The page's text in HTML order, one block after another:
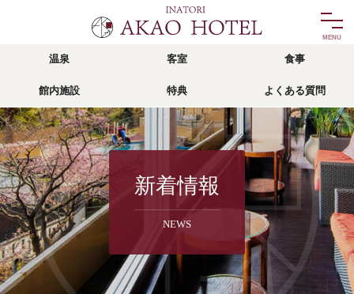
食事
food
館内施設
facility
リゾッチャ
risocha izu
特典
privilege
アクセス よくある質問
faq
温泉 客室 食事
館内施設 特典 よくある質問
新着情報
NEWS